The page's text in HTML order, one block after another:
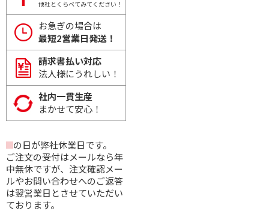
他社とくらべてみてください！
お急ぎの場合は
最短2営業日発送！
請求書払い対応
法人様にうれしい！
社内一貫生産
まかせて安心！
の日が弊社休業日です。
ご注文の受付はメールなら年
中無休ですが、注文確認メー
ルやお問い合わせへのご返答
は翌営業日とさせていただい
ております。